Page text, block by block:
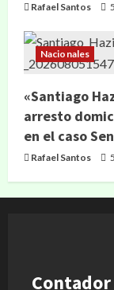
Rafael Santos
Nacionales
«Santiago
arresto
en el caso
Rafael Santos